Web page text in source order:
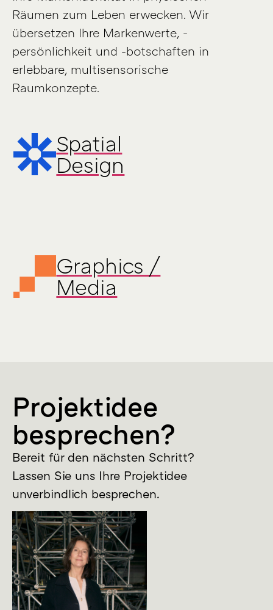
Räumen zum Leben erwecken. Wir
übersetzen Ihre Markenwerte, -
persönlichkeit und -botschaften in
erlebbare, multisensorische
Raumkonzepte.
Spatial
Design
Graphics /
Media
Projektidee
besprechen?
Bereit für den nächsten Schritt?
Lassen Sie uns Ihre Projektidee
unverbindlich besprechen.